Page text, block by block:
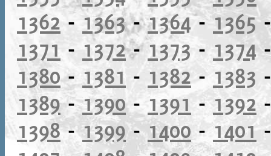
1362 - 1363-1364-1365
1371 - 1372-1373- 1374
1380- 1381 - 1382 - 1383
1389-1390-1391 -1392
1398-1399-1400 -1401